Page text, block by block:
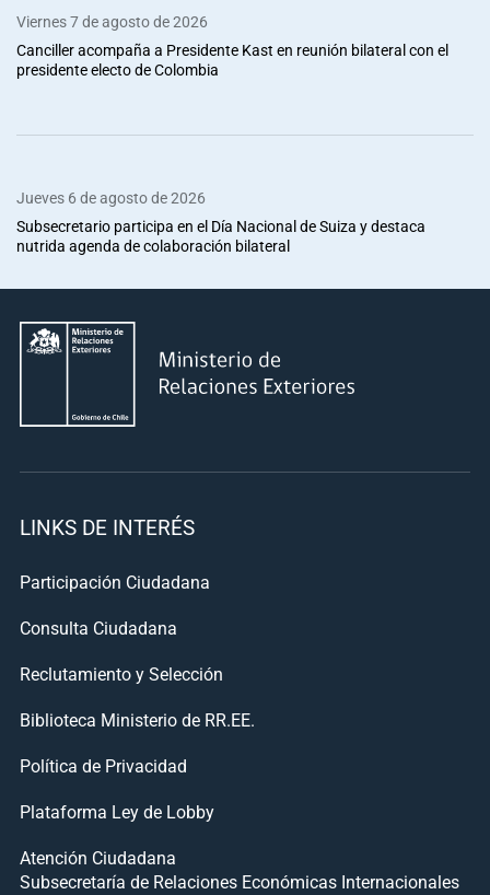
Viernes 7 de agosto de 2026
Canciller acompaña a Presidente Kast en reunión bilateral con el
presidente electo de Colombia
Jueves 6 de agosto de 2026
Subsecretario participa en el Día Nacional de Suiza y destaca
nutrida agenda de colaboración bilateral
LINKS DE INTERÉS
Participación Ciudadana
Consulta Ciudadana
Reclutamiento y Selección
Biblioteca Ministerio de RR.EE.
Política de Privacidad
Plataforma Ley de Lobby
Atención Ciudadana
Subsecretaría de Relaciones Económicas Internacionales